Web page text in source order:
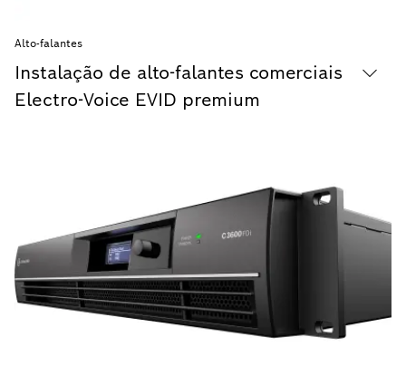
Alto-falantes
Instalação de alto-falantes comerciais
Electro-Voice EVID premium